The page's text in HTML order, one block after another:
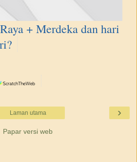
+ Merdeka dan hari
›
Laman utama
Papar versi web